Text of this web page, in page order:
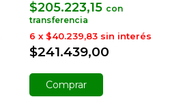
$205.223,15 con
$241.439,00
6 x $40.239,83 sin interés
Comprar